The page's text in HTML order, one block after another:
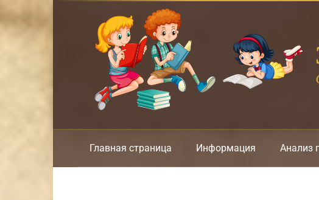
к
Главная страница Информация Анализ